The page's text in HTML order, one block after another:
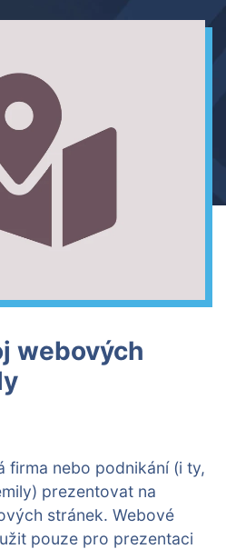
webových
firma nebo podnikání (i ty,
prezentovat na
stránek. Webové
pouze pro prezentaci